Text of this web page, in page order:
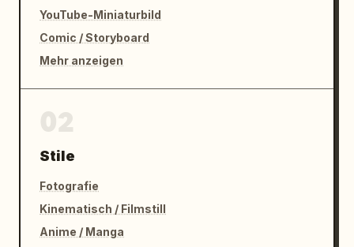
YouTube-Miniaturbild
Comic / Storyboard
Mehr anzeigen
Stile
Fotografie
Kinematisch / Filmstill
Anime / Manga